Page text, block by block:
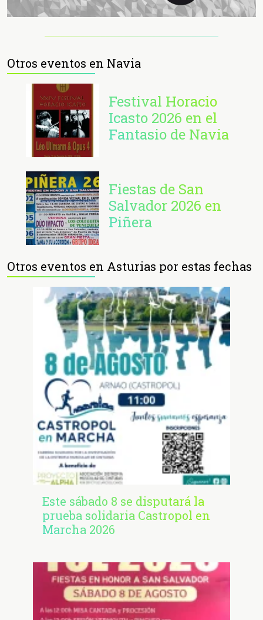
Otros eventos en Navia
Festival Horacio
Icasto 2026 en el
Fantasio de Navia
Fiestas de San
Salvador 2026 en
Piñera
Otros eventos en Asturias por estas fechas
Este sábado 8 se disputará la
prueba solidaria Castropol en
Marcha 2026